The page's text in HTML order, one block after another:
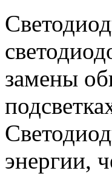
замены
энергии,